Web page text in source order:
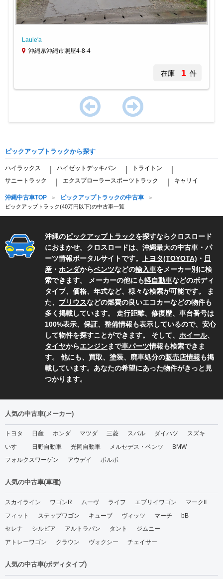
Laule'a
沖縄県沖縄市照屋4-8-4
在庫 1 件
1
ピックアップトラックから探す
ハイラックス ハイゼットデッキバン トライトン
サニートラック エクスプローラースポーツトラック キャリイ
沖縄中古車TOP ピックアップトラックの中古車
ピックアップトラック(40万円以下)の中古車一覧
沖縄のピックアップトラックを探すならクロスロード
におまかせ。クロスロードは、沖縄最大の中古車・パ
ーツ情報ポータルサイトです。
トヨタ(TOYOTA) ・ 日
産 ・ ホンダからベンツなどの輸入車をメーカー別に検
索できます。 メーカーの他にも軽自動車などのボディ
タイプ、価格、年式など、様々な検索が可能です。 ま
た、 プリウスなどの燃費の良いエコカーなどの物件も
多く掲載しています。 走行距離、修復歴、車台番号は
100%表示、保証、整備情報も表示しているので、安心
して物件を探すことができます。 そして、 ホイール、
タイヤからエンジンまで車パーツ情報も検索できま
す。 他にも、買取、塗装、廃車処分の販売店情報も掲
載しています。あなたの希望にあった物件がきっと見
つかります。
人気の中古車(メーカー)
トヨタ 日産 ホンダ マツダ 三菱 スバル ダイハツ
スズキ
いすゞ
日野自動車 光岡自動車 メルセデス・ベンツ
BMW
フォルクスワーゲン
アウデイ ボルボ
人気の中古車(車種)
スカイライン ワゴンR ムーヴ ライフ エブリイワゴン
マークII
フィット
ステップワゴン キューブ ヴィッツ マーチ
bB
セレナ
シルビア アルトラパン タント
ジムニー
アトレーワゴン
クラウン ヴォクシー チェイサー
人気の中古車(ボディタイプ)